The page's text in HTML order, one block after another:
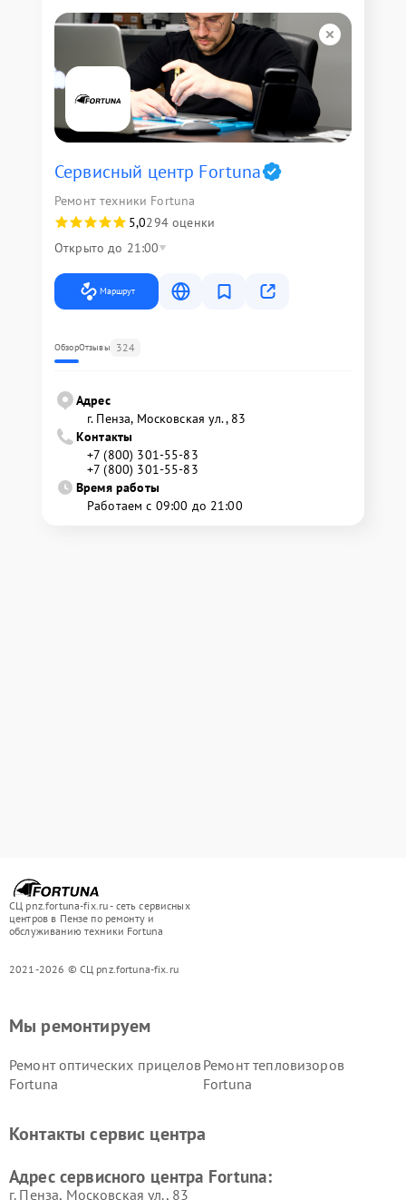
Сервисный центр Fortuna
Ремонт техники Fortuna
5,0294 оценки
Открыто до 21:00
Маршрут
ОбзорОтзывы 324
Адрес
г. Пенза, Московская ул., 83
Контакты
+7 (800) 301-55-83
+7 (800) 301-55-83
Время работы
Работаем с 09:00 до 21:00
СЦ pnz.fortuna-fix.ru - сеть сервисных
центров в Пензе по ремонту и
обслуживанию техники Fortuna
2021-2026 © СЦ pnz.fortuna-fix.ru
Мы ремонтируем
Ремонт оптических прицелов
Fortuna
Ремонт тепловизоров
Fortuna
Контакты сервис центра
Адрес сервисного центра Fortuna:
г. Пенза, Московская ул., 83